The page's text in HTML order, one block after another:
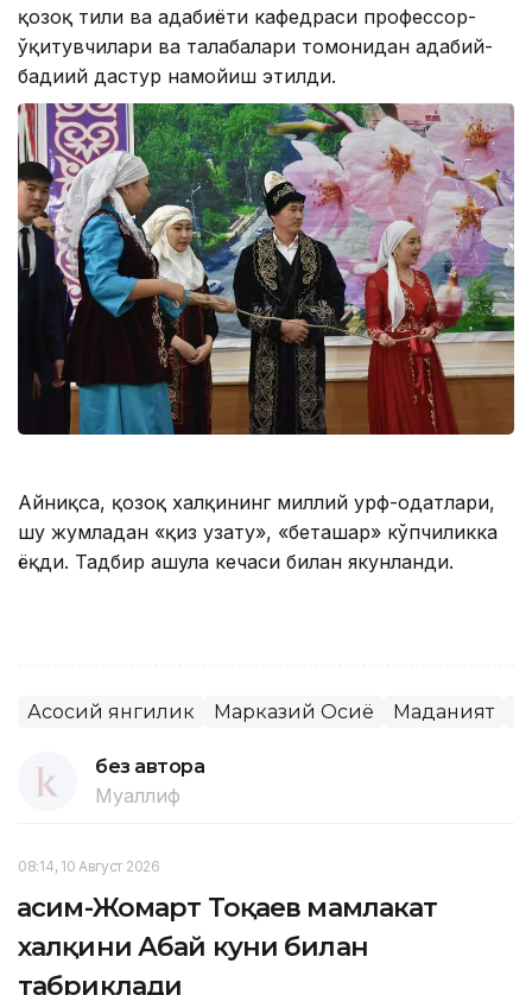
қозоқ тили ва адабиёти кафедраси профессор-
ўқитувчилари ва талабалари томонидан адабий-
бадиий дастур намойиш этилди.
Айниқса, қозоқ халқининг миллий урф-одатлари,
шу жумладан «қиз узату», «беташар» кўпчиликка
ёқди. Тадбир ашула кечаси билан якунланди.
Асосий янгилик Марказий Осиё Маданият
без автора
Муаллиф
08:14, 10 Август 2026
Қасим-Жомарт Тоқаев мамлакат
халқини Абай куни билан
табриклади